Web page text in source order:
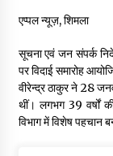
एप्पल न्यूज़, शिमला
सूचना एवं जन संपर्क
पर विदाई समारोह
वीरेन्द्र ठाकुर ने 28
थीं। लगभग 39 वर्षों की
विभाग में विशेष पहचान